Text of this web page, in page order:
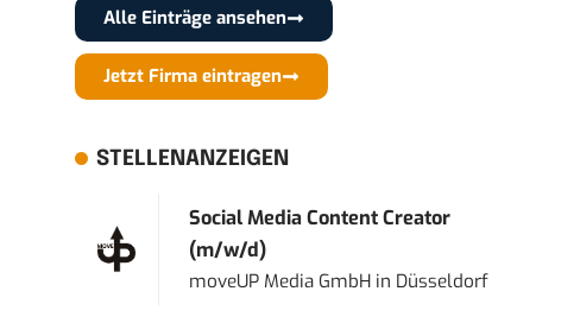
Alle Einträge ansehen
Jetzt Firma eintragen
STELLENANZEIGEN
Social Media Content Creator
(m/w/d)
moveUP Media GmbH in Düsseldorf